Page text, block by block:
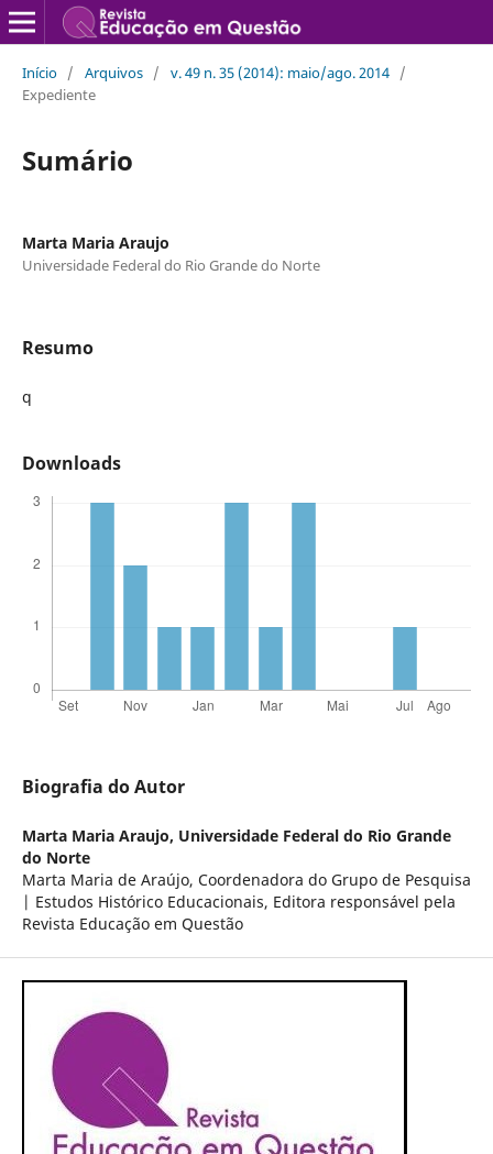
Início / Arquivos / v. 49 n. 35 (2014): maio/ago. 2014 /
Expediente
Sumário
Marta Maria Araujo
Universidade Federal do Rio Grande do Norte
Resumo
q
Downloads
Biografia do Autor
Marta Maria Araujo, Universidade Federal do Rio Grande
do Norte
Marta Maria de Araújo, Coordenadora do Grupo de Pesquisa
| Estudos Histórico Educacionais, Editora responsável pela
Revista Educação em Questão